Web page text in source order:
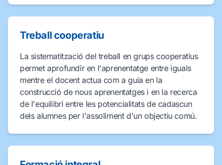
Treball cooperatiu
La sistematització del treball en grups cooperatius
permet aprofundir en l'aprenentatge entre iguals
mentre el docent actua com a guia en la
construcció de nous aprenentatges i en la recerca
de l'equilibri entre les potencialitats de cadascun
dels alumnes per l'assoliment d'un objectiu comú.